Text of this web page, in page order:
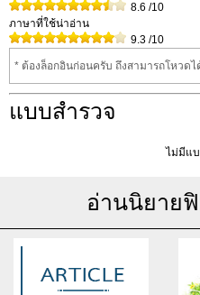
8.6 /10
ภาษาที่ใช้น่าอ่าน
9.3 /10
* ต้องล็อกอินก่อนครับ ถึงสามารถโหวดไ
แบบสำรวจ
ไม่มีแ
อ่านนิยาย